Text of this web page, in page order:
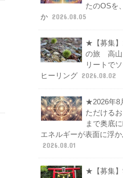
たのOSを
か 2026.08.05
★【募集
の旅 高山
リートで
ヒーリング 2026.08.02
★2026年8
ただける
まで奥底
エネルギーが表面に浮か
2026.08.01
★【募集